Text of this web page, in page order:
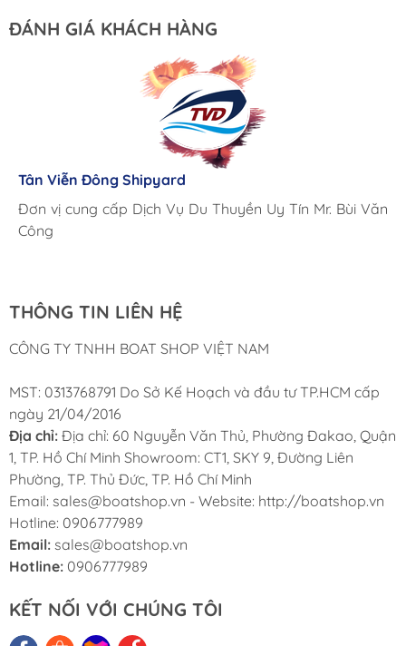
ĐÁNH GIÁ KHÁCH HÀNG
Tân Viễn Đông Shipyard
Đơn vị cung cấp Dịch Vụ Du Thuyền Uy Tín Mr. Bùi Văn
Công
Cung ứng sản phẩm nhanh chóng chuyên nghiệp
Chúng tôi có thể mua những sản phẩm tốt ngay tại Việt
Giá cả hợp lý, giao hàng nhanh chóng
THÔNG TIN LIÊN HỆ
CÔNG TY TNHH BOAT SHOP VIỆT NAM
MST: 0313768791 Do Sở Kế Hoạch và đầu tư TP.HCM cấp
ngày 21/04/2016
Địa chỉ: Địa chỉ: 60 Nguyễn Văn Thủ, Phường Đakao, Quận
1, TP. Hồ Chí Minh Showroom: CT1, SKY 9, Đường Liên
Phường, TP. Thủ Đức, TP. Hồ Chí Minh
Email: sales@boatshop.vn - Website: http://boatshop.vn
Hotline: 0906777989
Email: sales@boatshop.vn
Hotline: 0906777989
KẾT NỐI VỚI CHÚNG TÔI